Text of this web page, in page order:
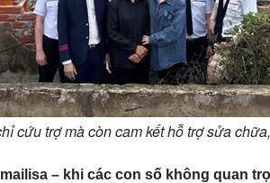
cứu trợ mà còn cam kết hỗ trợ sửa
– khi các con số không quan